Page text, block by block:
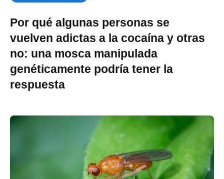
Por qué algunas personas se
vuelven adictas a la cocaína y otras
no: una mosca manipulada
genéticamente podría tener la
respuesta